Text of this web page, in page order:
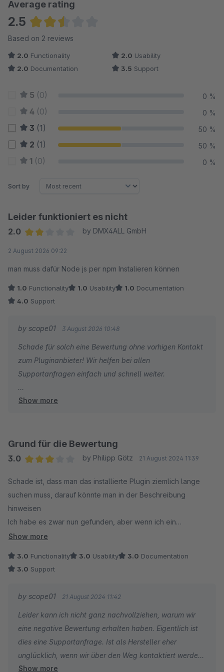
Average rating
2.5
Average rating of 2.5 out of 5 stars
Based on 2 reviews
2.0 Functionality 2.0 Usability
2.0 Documentation 3.5 Support
5 (0) 0 %
4 (0) 0 %
3 (1) 50 %
2 (1) 50 %
1 (0) 0 %
Sort by
Leider funktioniert es nicht
2.0
by DMX4ALL GmbH
2 August 2026 09:22
man muss dafür Node js per npm Instalieren können
1.0 Functionality 1.0 Usability 1.0 Documentation
4.0 Support
by scope01 3 August 2026 10:48
Schade für solch eine Bewertung ohne vorhigen Kontakt
zum Pluginanbieter! Wir helfen bei allen
Supportanfragen einfach und schnell weiter.
Ein solches Verhalten ist uns bislang tatsächlich nicht
eine zusätzliche Installation von Node.js oder npm ist für
die Nutzung normalerweise nicht erforderlich.
Damit wir uns das genauer ansehen und dir direkt
weiterhelfen können, erstelle bitte ein kurzes Support-
Ticket über deinen Shopware-Account. So haben wir
direkt alle relevanten Systemdaten vorliegen und finden
sicher schnell eine Lösung.
Show more
Grund für die Bewertung
3.0
by Philipp Götz 21 August 2024 11:39
Schade ist, dass man das installierte Plugin ziemlich lange
suchen muss, darauf könnte man in der Beschreibung
hinweisen
Ich habe es zwar nun gefunden, aber wenn ich ein
Hintergrundbild einfüge, erscheint es einfach nicht, egal
Show more
3.0 Functionality 3.0 Usability 3.0 Documentation
3.0 Support
by scope01 21 August 2024 11:42
Leider kann ich nicht ganz nachvollziehen, warum wir
eine negative Bewertung erhalten haben. Eigentlich ist
dies eine Supportanfrage. Ist als Hersteller eher
unglücklich, wenn wir über den Weg kontaktiert werden.
Show more